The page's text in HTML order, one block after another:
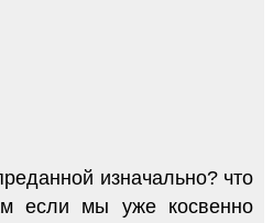
изначально? что
если мы уже косвенно